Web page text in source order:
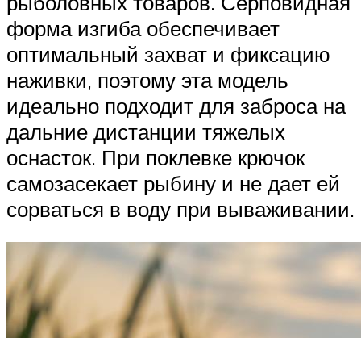
форма изгиба обеспечивает
оптимальный захват и фиксацию
наживки, поэтому эта модель
идеально подходит для заброса на
дальние дистанции тяжелых
оснасток. При поклевке крючок
самозасекает рыбину и не дает ей
сорваться в воду при вываживании.